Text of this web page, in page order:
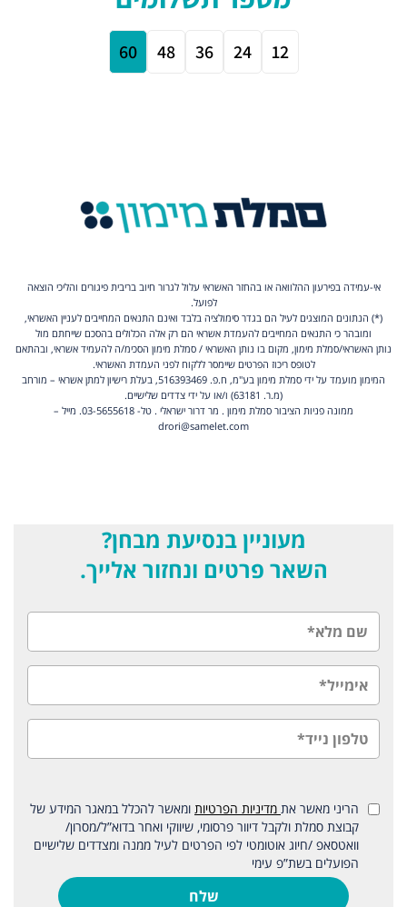
אי-עמידה בפירעון ההלוואה או בהחזר האשראי עלול לגרור חיוב בריבית פיגורים והליכי הוצאה
לפועל.
(*) הנתונים המוצגים לעיל הם בגדר סימולציה בלבד ואינם התנאים המחייבים לעניין האשראי,
ומובהר כי התנאים המחייבים להעמדת אשראי הם רק אלה הכלולים בהסכם שייחתם מול
נותן האשראי/סמלת מימון, מקום בו נותן האשראי / סמלת מימון הסכימ/ה להעמיד אשראי, ובהתאם
לטופס ריכוז הפרטים שיימסר ללקוח לפני העמדת האשראי.
המימון מועמד על ידי סמלת מימון בע"מ, ח.פ. 516393469, בעלת רישיון למתן אשראי – מורחב
(מ.ר. 63181) ו/או על ידי צדדים שלישיים.
ממונה פניות הציבור סמלת מימון . מר דרור ישראלי . טל- 03-5655618. מייל –
drori@samelet.com
מעוניין בנסיעת מבחן?
השאר פרטים ונחזור אלייך.
הריני מאשר את מדיניות הפרטיות ומאשר להכלל במאגר המידע של
קבוצת סמלת ולקבל דיוור פרסומי, שיווקי ואחר בדוא”ל/מסרון/
וואטסאפ /חיוג אוטומטי לפי הפרטים לעיל ממנה ומצדדים שלישיים
הפועלים בשת”פ עימי
שלח